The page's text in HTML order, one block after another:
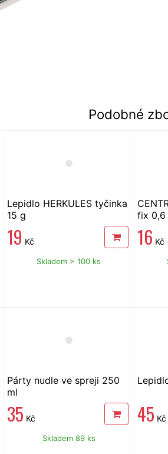
Podobné
Lepidlo HERKULES tyčinka
15 g
19 Kč
Skladem > 100 ks
fix 0,6
16 Kč
Párty nudle ve spreji 250
ml
35 Kč
Skladem 89 ks
45 Kč